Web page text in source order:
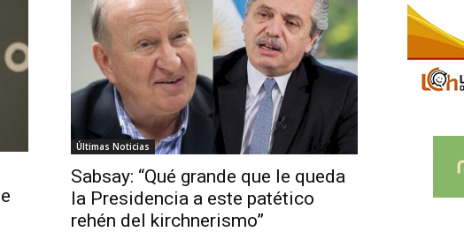
Últimas Noticias
Sabsay: “Qué grande que le queda
la Presidencia a este patético
rehén del kirchnerismo”